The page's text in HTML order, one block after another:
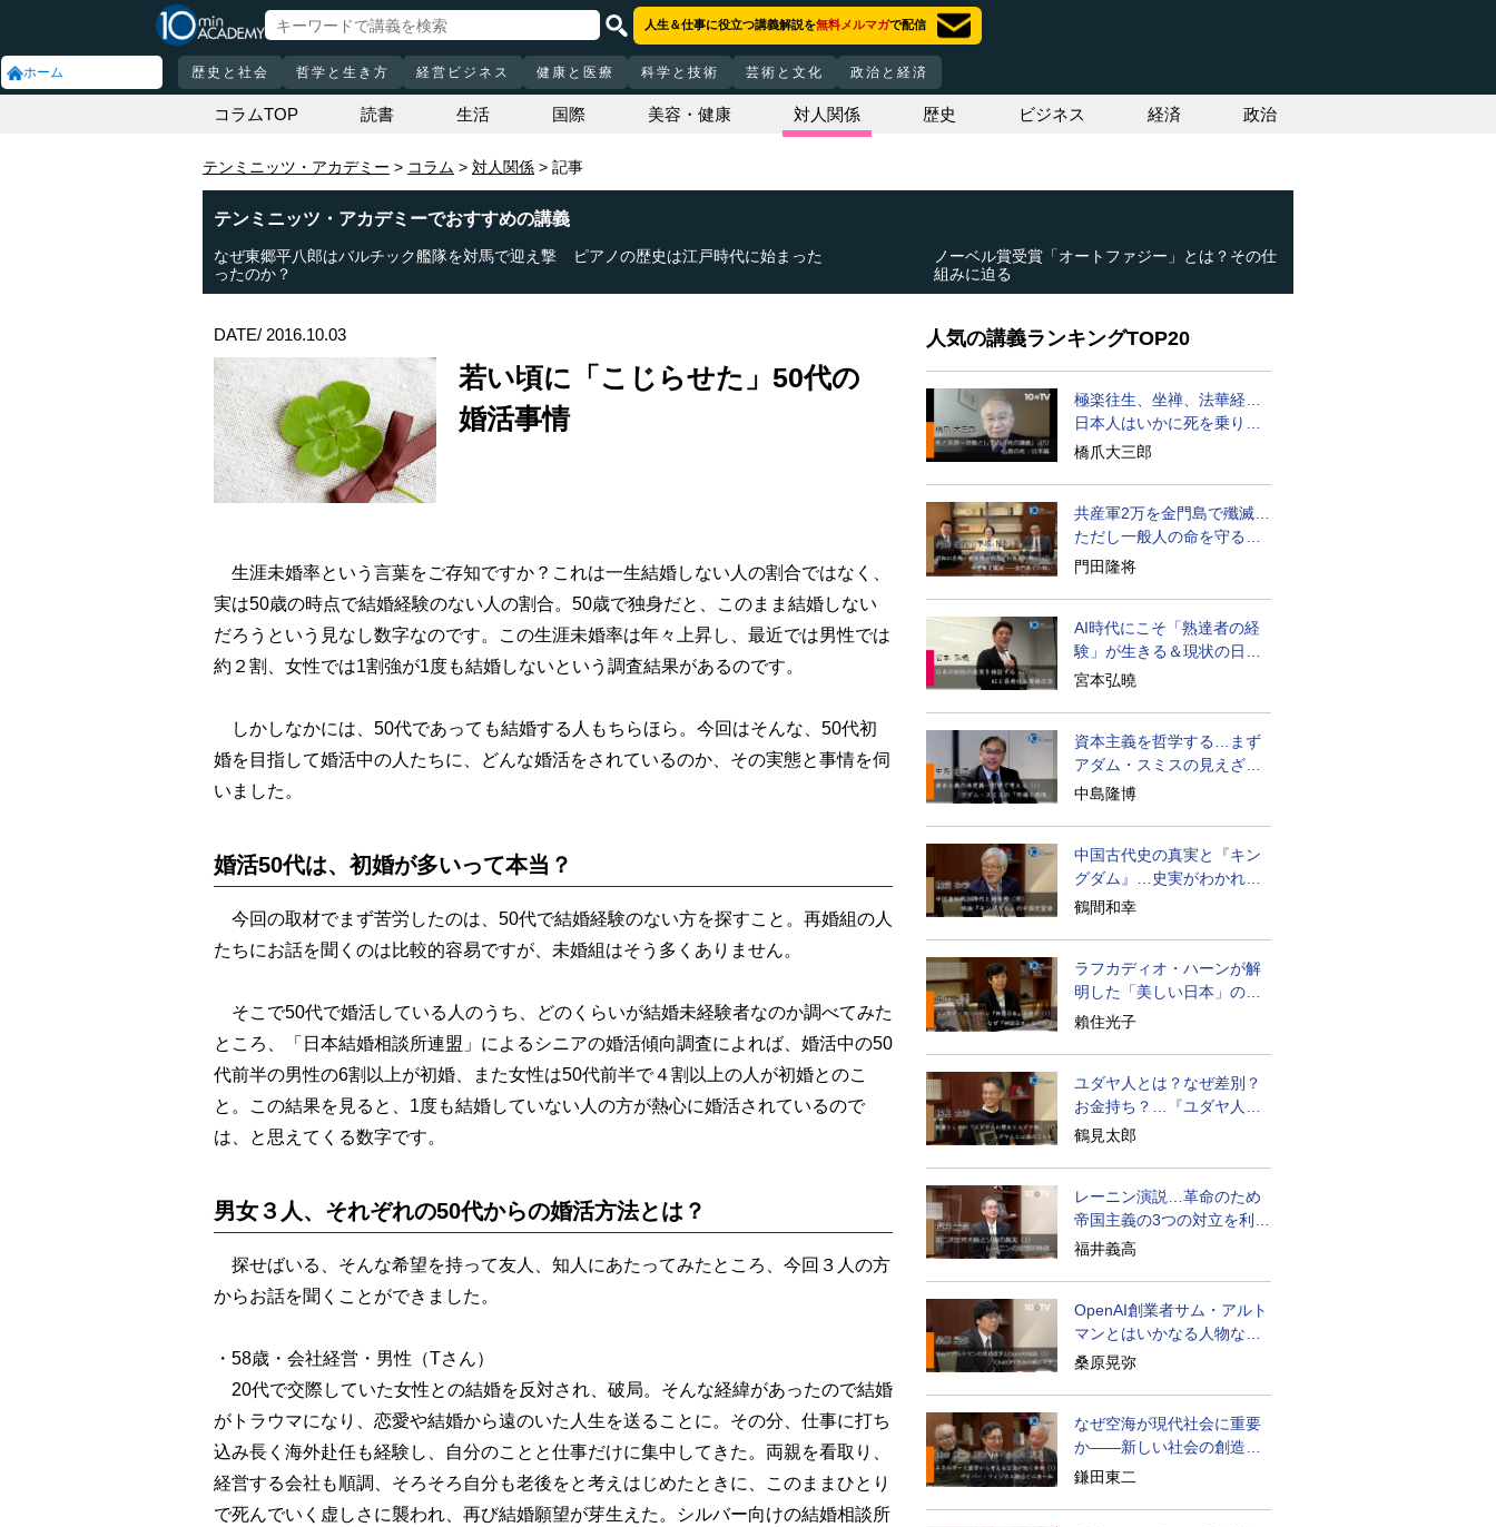
ホーム
人生＆仕事に役立つ講義解説を無料メルマガで配信
歴史と社会 哲学と生き方 経営ビジネス 健康と医療 科学と技術 芸術と文化 政治と経済
コラムTOP 読書 生活 国際 美容・健康 対人関係 歴史 ビジネス 経済 政治
テンミニッツ・アカデミー コラム 対人関係 記事
テンミニッツ・アカデミーでおすすめの講義
なぜ東郷平八郎はバルチック艦隊を対馬で迎え撃
ったのか？
ピアノの歴史は江戸時代に始まった
ノーベル賞受賞「オートファジー」とは？その仕
組みに迫る
DATE/ 2016.10.03
若い頃に「こじらせた」50代の
婚活事情
生涯未婚率という言葉をご存知ですか？これは一生結婚しない人の割合ではなく、
実は50歳の時点で結婚経験のない人の割合。50歳で独身だと、このまま結婚しない
だろうという見なし数字なのです。この生涯未婚率は年々上昇し、最近では男性では
約２割、女性では1割強が1度も結婚しないという調査結果があるのです。
しかしなかには、50代であっても結婚する人もちらほら。今回はそんな、50代初
婚を目指して婚活中の人たちに、どんな婚活をされているのか、その実態と事情を伺
いました。
婚活50代は、初婚が多いって本当？
今回の取材でまず苦労したのは、50代で結婚経験のない方を探すこと。再婚組の人
たちにお話を聞くのは比較的容易ですが、未婚組はそう多くありません。
そこで50代で婚活している人のうち、どのくらいが結婚未経験者なのか調べてみた
ところ、「日本結婚相談所連盟」によるシニアの婚活傾向調査によれば、婚活中の50
代前半の男性の6割以上が初婚、また女性は50代前半で４割以上の人が初婚とのこ
と。この結果を見ると、1度も結婚していない人の方が熱心に婚活されているので
は、と思えてくる数字です。
男女３人、それぞれの50代からの婚活方法とは？
探せばいる、そんな希望を持って友人、知人にあたってみたところ、今回３人の方
からお話を聞くことができました。
・58歳・会社経営・男性（Tさん）
20代で交際していた女性との結婚を反対され、破局。そんな経緯があったので結婚
がトラウマになり、恋愛や結婚から遠のいた人生を送ることに。その分、仕事に打ち
込み長く海外赴任も経験し、自分のことと仕事だけに集中してきた。両親を看取り、
経営する会社も順調、そろそろ自分も老後をと考えはじめたときに、このままひとり
で死んでいく虚しさに襲われ、再び結婚願望が芽生えた。シルバー向けの結婚相談所
人気の講義ランキングTOP20
極楽往生、坐禅、法華経…
日本人はいかに死を乗り越
えるか
橋爪大三郎
共産軍2万を金門島で殲滅…
ただし一般人の命を守る軍
人の本義を重視
門田隆将
AI時代にこそ「熟達者の経
験」が生きる＆現状の日本
経済の実情は
宮本弘曉
資本主義を哲学する…まず
アダム・スミスの見えざる
手と道徳感情論
中島隆博
中国古代史の真実と『キン
グダム』…史実がわかれば
物語はもっと面白い
鶴間和幸
ラフカディオ・ハーンが解
明した「美しい日本」の秘
密と未来
賴住光子
ユダヤ人とは？なぜ差別？
お金持ち？…『ユダヤ人の
歴史』に学ぶ
鶴見太郎
レーニン演説…革命のため
帝国主義の3つの対立を利用
せよ
福井義高
OpenAI創業者サム・アルト
マンとはいかなる人物なの
か
桑原晃弥
なぜ空海が現代社会に重要
か――新しい社会の創造の
ために
鎌田東二